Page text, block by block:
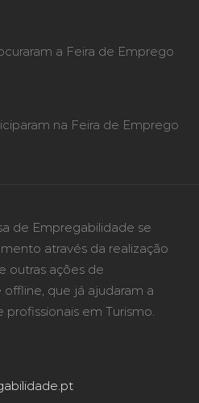
a Feira de Emprego
na Feira de Emprego
de Empregabilidade se
através da realização
outras ações de
que já ajudaram a
em Turismo.